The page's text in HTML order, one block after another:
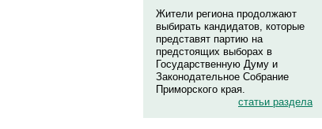
Жители региона продолжают
выбирать кандидатов, которые
представят партию на
предстоящих выборах в
Государственную Думу и
Законодательное Собрание
Приморского края.
статьи раздела